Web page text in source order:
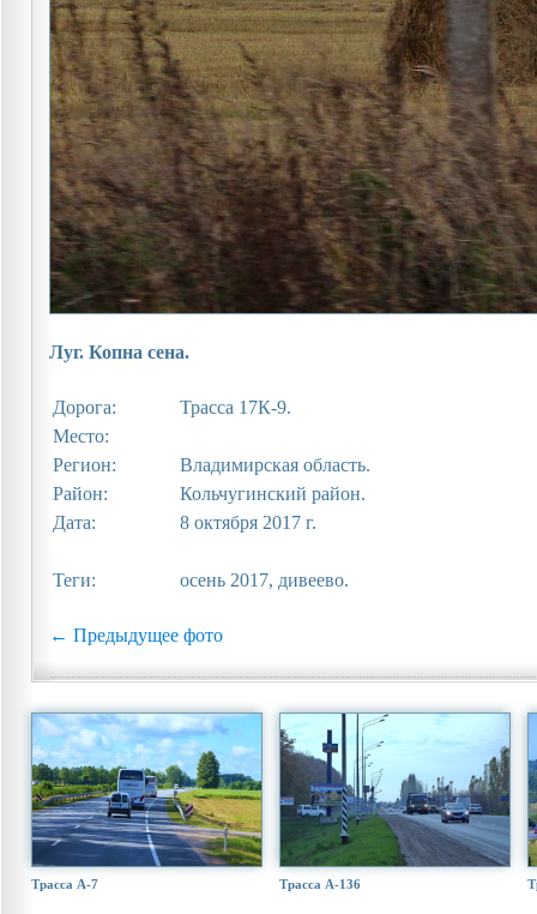
Луг. Копна сена.
Дорога:
Трасса 17К-9.
Место:
Регион:
Владимирская область.
Район:
Кольчугинский район.
Дата:
8 октября 2017 г.
Теги: осень 2017, дивеево.
← Предыдущее фото
Трасса А-7 Трасса А-136